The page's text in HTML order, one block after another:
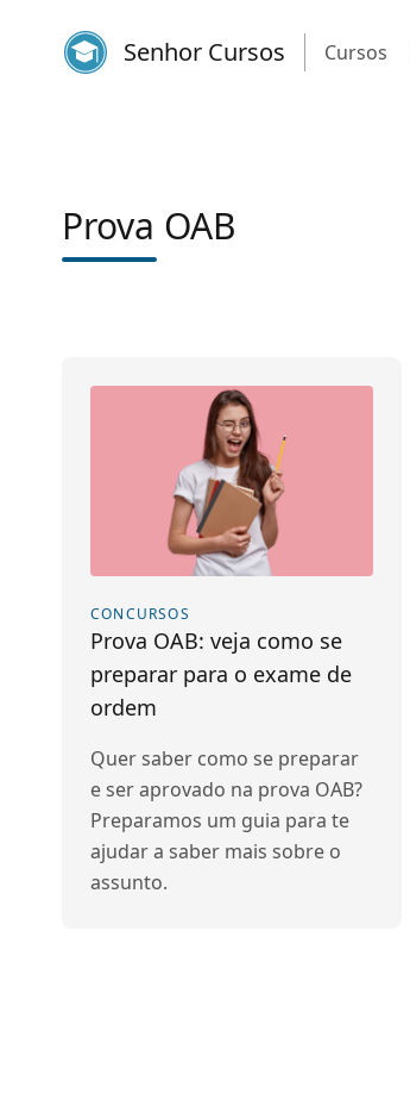
Senhor Cursos Cursos
Prova OAB
CONCURSOS
Prova OAB: veja como se
preparar para o exame de
ordem
Quer saber como se preparar
e ser aprovado na prova OAB?
Preparamos um guia para te
ajudar a saber mais sobre o
assunto.